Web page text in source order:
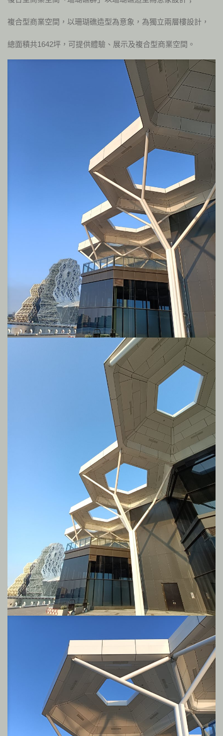
複合型商業空間，以珊瑚礁造型為意象，為獨立兩層樓設計，
總面積共1642坪，可提供體驗、展示及複合型商業空間。